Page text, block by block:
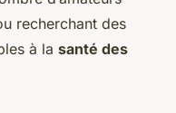
recherchant des
à la santé des